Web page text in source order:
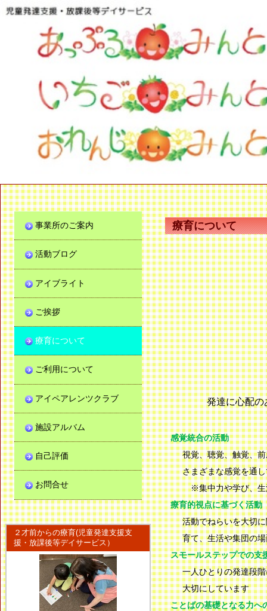
療育について
発達に心配の
感覚統合の活動
視覚、聴覚、触覚、
さまざまな感覚を通
※集中力や学び、生
療育的視点に基づく活動
活動でねらいを大切
育て、生活や集団の
スモールステップでの支
一人ひとりの発達段
大切にしています
ことばの基礎となる力へ
事業所のご案内
活動ブログ
アイブライト
ご挨拶
療育について
ご利用について
アイペアレンツクラブ
施設アルバム
自己評価
お問合せ
２才前からの療育(児童発達支援支
援・放課後等デイサービス）